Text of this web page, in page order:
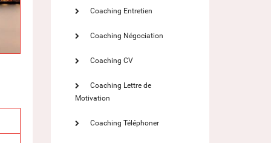
Coaching Entretien
Coaching Négociation
Coaching CV
Coaching Lettre de
Motivation
Coaching Téléphoner